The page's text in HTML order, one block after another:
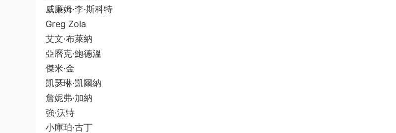
威廉姆·李·斯科特
Greg Zola
艾文·布萊納
亞曆克·鮑德溫
傑米·金
凱瑟琳·凱爾納
詹妮弗·加納
強·沃特
小庫珀·古丁